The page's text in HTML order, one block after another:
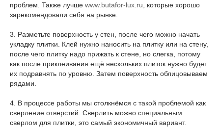
проблем. Также лучше www.butafor-lux.ru , которые хорошо
зарекомендовали себя на рынке.
3. Разметьте поверхность у стен, после чего можно начать
укладку плитки. Клей нужно наносить на плитку или на стену,
после чего плитку надо прижать к стене, но слегка, потому
как после приклеивания ещё нескольких плиток нужно будет
их подравнять по уровню. Затем поверхность облицовываем
рядами.
4. В процессе работы мы столкнёмся с такой проблемой как
сверление отверстий. Сверлить можно специальным
сверлом для плитки, это самый экономичный вариант.